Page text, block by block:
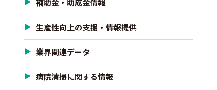
補助金・助成金情報
生産性向上の支援・情報提供
業界関連データ
病院清掃に関する情報